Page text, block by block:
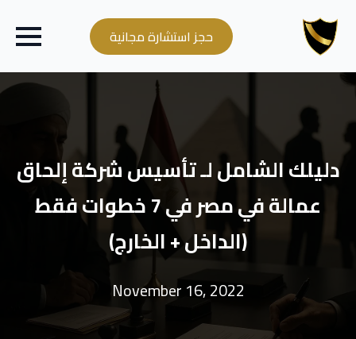
حجز استشارة مجانية
دليلك الشامل لـ تأسيس شركة إلحاق
عمالة في مصر في 7 خطوات فقط
(الداخل + الخارج)
November 16, 2022